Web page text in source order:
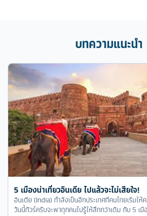
บทความแนะนำ
5 เมืองน่าเที่ยวอินเดีย ไปแล้วจะไม่เสียใจ!
อินเดีย (India) กำลังเป็นอีกประเทศที่คนไทยเริ่มให้
วันนี้ทัวร์ครับจะพาทุกคนไปรู้ให้ลึกกว่าเดิม กับ 5 เมื